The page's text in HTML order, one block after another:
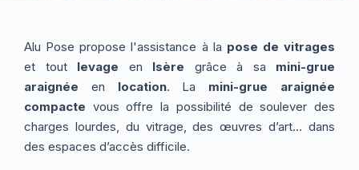
Thermographie
Nos Formules ACTUALITÉS
CONTACT
Alu Pose propose l'assistance à la pose de vitrages
et toutlevage en Isère grâce à sa mini-grue
araignée en location. La mini-grue araignée
compacte vous offre la possibilité de soulever des
charges lourdes, du vitrage, des œuvres d’art… dans
des espaces d’accès difficile.